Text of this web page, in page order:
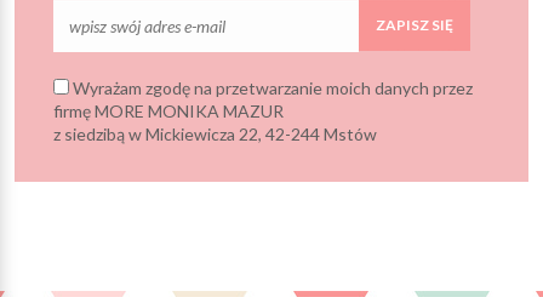
ZAPISZ SIĘ
Wyrażam zgodę na przetwarzanie moich danych przez
firmę MORE MONIKA MAZUR
z siedzibą w Mickiewicza 22, 42-244 Mstów